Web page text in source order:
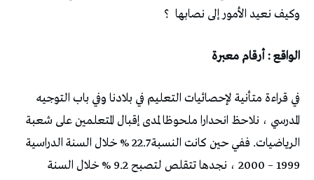
وكيف نعيد الأمور إلى نصابها ؟
الواقع : أرقام معبرة
في قراءة متأنية لإحصائيات التعليم في بلادنا وفي باب التوجيه
المدرسي ، نلاحظ انحدارا ملحوظا لمدى إقبال المتعلمين على شعبة
الرياضيات. ففي حين كانت النسبة 22.7 % خلال السنة الدراسية
1999 – 2000 ، نجدها تتقلص لتصبح 9.2 % خلال السنة